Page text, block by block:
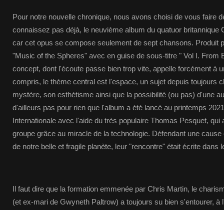
Pour notre nouvelle chronique, nous avons choisi de vous faire
connaissez pas déjà, le neuvième album du quatuor britannique
car cet opus se compose seulement de sept chansons. Produit
"Music of the Spheres" avec en guise de sous-titre " Vol I. From
concept, dont l'écoute passe bien trop vite, appelle forcément à
compris, le thème central est l'espace, un sujet depuis toujours
mystère, son esthétisme ainsi que la possibilité (ou pas) d'une
d'ailleurs pas pour rien que l'album a été lancé au printemps
Internationale avec l'aide du très populaire Thomas Pesquet, qui
groupe grâce au miracle de la technologie. Défendant une
de notre belle et fragile planète, leur "rencontre" était écrite dans
Il faut dire que la formation emmenée par Chris Martin, le
(et ex-mari de Gwyneth Paltrow) a toujours su bien s'entourer, à